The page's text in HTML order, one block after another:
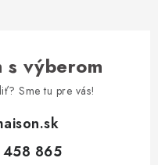
s výberom
Sme tu pre vás!
865